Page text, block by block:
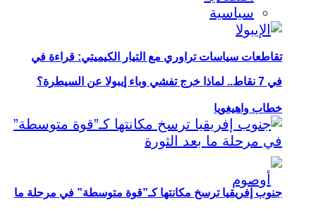
تقاطعات سياسات تراوري مع التيار الكيميتي: قراءة في
خطاب واهيغويا
سياسية
في 7 نقاط.. لماذا خرج تفشي وباء إيبولا عن السيطرة؟
جنوب إفريقيا ترسخ مكانتها كـ”قوة متوسطة” في مرحلة ما